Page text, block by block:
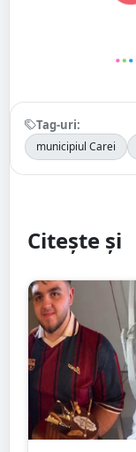
Tag-uri:
municipiul Carei
Citește și